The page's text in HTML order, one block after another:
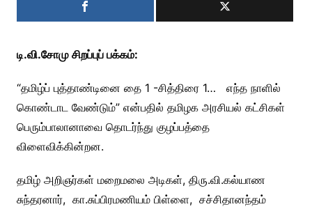
டி.வி.சோமு சிறப்புப் பக்கம்:
“தமிழ்ப் புத்தாண்டினை தை 1 -சித்திரை 1… எந்த நாளில்
கொண்டாட வேண்டும்” என்பதில் தமிழக அரசியல் கட்சிகள்
பெரும்பாலானாவை தொடர்ந்து குழப்பத்தை
விளைவிக்கின்றன.
தமிழ் அறிஞர்கள் மறைமலை அடிகள், திரு.வி.கல்யாண
சுந்தரனார், கா.சுப்பிரமணியம் பிள்ளை, சச்சிதானந்தம்